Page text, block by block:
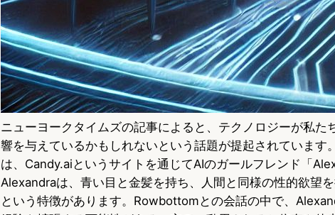
ニューヨークタイムズの記事によると、テクノロジーが私た
響を与えているかもしれないという話題が提起されていま
は、Candy.aiというサイトを通じてAIのガールフレンド「
Alexandraは、青い目と金髪を持ち、人間と同様の性的欲望
という特徴があります。Rowbottomとの会話の中で、